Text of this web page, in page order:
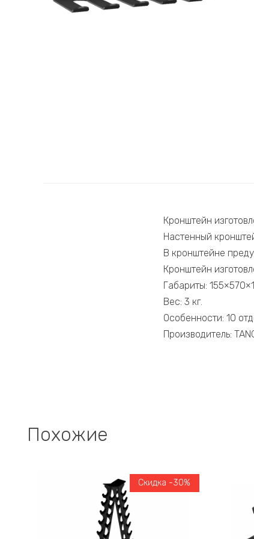
Кронштейн
Настенный
В кронштейне
Кронштейн
Габариты:
Вес: 3 кг.
Особенности: 10
Производитель:
Похожие
Скидка -30%